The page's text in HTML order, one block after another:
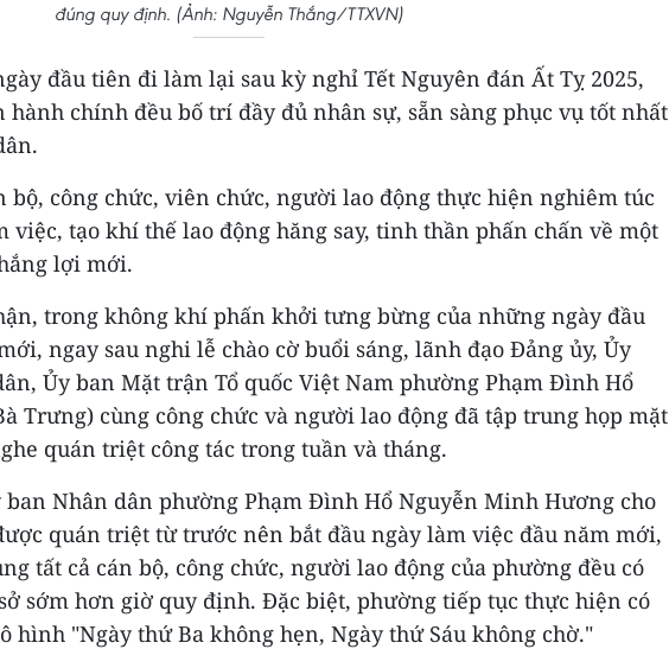
đúng quy định. (Ảnh: Nguyễn Thắng/TTXVN)
đầu tiên đi làm lại sau kỳ nghỉ Tết Nguyên đán Ất Tỵ 2025,
hành chính đều bố trí đầy đủ nhân sự, sẵn sàng phục vụ tốt nhất
bộ, công chức, viên chức, người lao động thực hiện nghiêm túc
việc, tạo khí thế lao động hăng say, tinh thần phấn chấn về một
lợi mới.
trong không khí phấn khởi tưng bừng của những ngày đầu
ngay sau nghi lễ chào cờ buổi sáng, lãnh đạo Đảng ủy, Ủy
Ủy ban Mặt trận Tổ quốc Việt Nam phường Phạm Đình Hổ
Trưng) cùng công chức và người lao động đã tập trung họp mặt
quán triệt công tác trong tuần và tháng.
ban Nhân dân phường Phạm Đình Hổ Nguyễn Minh Hương cho
quán triệt từ trước nên bắt đầu ngày làm việc đầu năm mới,
tất cả cán bộ, công chức, người lao động của phường đều có
sớm hơn giờ quy định. Đặc biệt, phường tiếp tục thực hiện có
hình "Ngày thứ Ba không hẹn, Ngày thứ Sáu không chờ."